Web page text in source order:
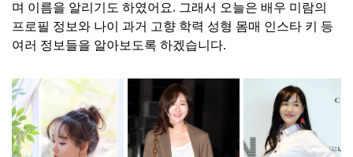
며 이름을 알리기도 하였어요. 그래서 오늘은 배우 미람의
프로필 정보와 나이 과거 고향 학력 성형 몸매 인스타 키 등
여러 정보들을 알아보도록 하겠습니다.